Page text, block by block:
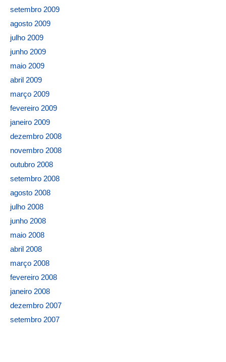
setembro 2009
agosto 2009
julho 2009
junho 2009
maio 2009
abril 2009
março 2009
fevereiro 2009
janeiro 2009
dezembro 2008
novembro 2008
outubro 2008
setembro 2008
agosto 2008
julho 2008
junho 2008
maio 2008
abril 2008
março 2008
fevereiro 2008
janeiro 2008
dezembro 2007
setembro 2007